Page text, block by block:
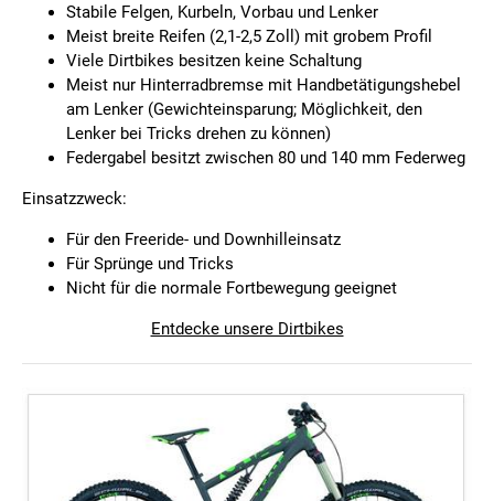
Stabile Felgen, Kurbeln, Vorbau und Lenker
Meist breite Reifen (2,1-2,5 Zoll) mit grobem Profil
Viele Dirtbikes besitzen keine Schaltung
Meist nur Hinterradbremse mit Handbetätigungshebel
am Lenker (Gewichteinsparung; Möglichkeit, den
Lenker bei Tricks drehen zu können)
Federgabel besitzt zwischen 80 und 140 mm Federweg
Einsatzzweck:
Für den Freeride- und Downhilleinsatz
Für Sprünge und Tricks
Nicht für die normale Fortbewegung geeignet
Entdecke unsere Dirtbikes